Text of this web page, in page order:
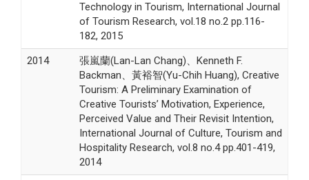
Technology in Tourism, International Journal
of Tourism Research, vol.18 no.2 pp.116-
182, 2015
2014
張嵐蘭(Lan-Lan Chang)、Kenneth F.
Backman、黃裕智(Yu-Chih Huang), Creative
Tourism: A Preliminary Examination of
Creative Tourists’ Motivation, Experience,
Perceived Value and Their Revisit Intention,
International Journal of Culture, Tourism and
Hospitality Research, vol.8 no.4 pp.401-419,
2014